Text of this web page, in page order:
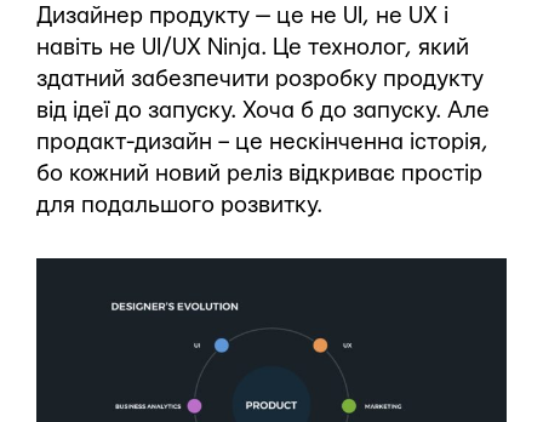
Дизайнер продукту — це не UI, не UX і
навіть не UI/UX Ninja. Це технолог, який
здатний забезпечити розробку продукту
від ідеї до запуску. Хоча б до запуску. Але
продакт-дизайн – це нескінченна історія,
бо кожний новий реліз відкриває простір
для подальшого розвитку.